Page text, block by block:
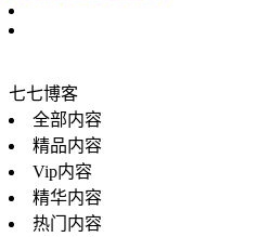
七七博客
全部内容
精品内容
Vip内容
精华内容
热门内容